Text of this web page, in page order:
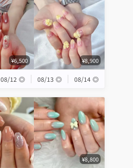
¥6,500 ¥8,900
08/12 ◎ 08/13 ◎ 08/14 ◎
¥8,800